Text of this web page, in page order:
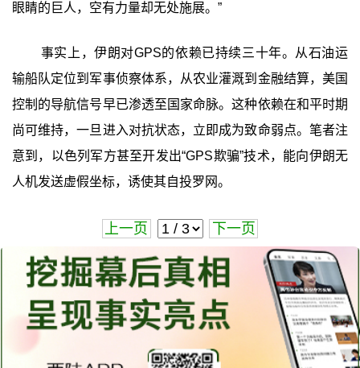
眼睛的巨人，空有力量却无处施展。”
事实上，伊朗对GPS的依赖已持续三十年。从石油运
输船队定位到军事侦察体系，从农业灌溉到金融结算，美国
控制的导航信号早已渗透至国家命脉。这种依赖在和平时期
尚可维持，一旦进入对抗状态，立即成为致命弱点。笔者注
意到，以色列军方甚至开发出“GPS欺骗”技术，能向伊朗无
人机发送虚假坐标，诱使其自投罗网。
上一页 下一页